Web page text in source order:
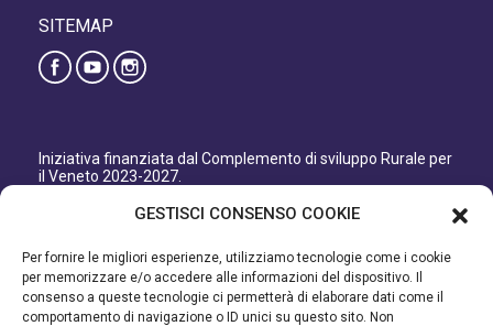
GESTISCI CONSENSO COOKIE
Per fornire le migliori esperienze, utilizziamo tecnologie come i cookie
per memorizzare e/o accedere alle informazioni del dispositivo. Il
consenso a queste tecnologie ci permetterà di elaborare dati come il
comportamento di navigazione o ID unici su questo sito. Non
SITEMAP
Iniziativa finanziata dal Complemento di sviluppo Rurale per
il Veneto 2023-2027.
Direzione AdG FEASR Bonifica e Irrigazione.
Iniziativa finanziata dal Programma di Sviluppo Rurale per il